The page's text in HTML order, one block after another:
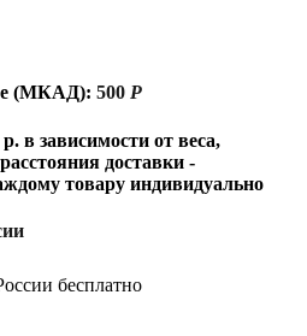
(МКАД): 500 Р
в зависимости от веса,
доставки -
товару индивидуально
бесплатно